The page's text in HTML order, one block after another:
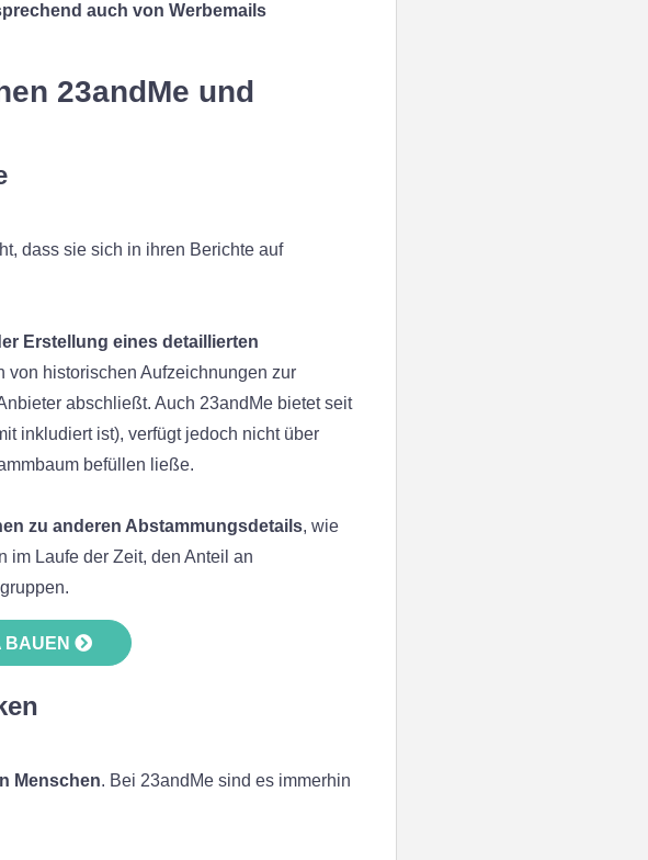
auch von Werbemails
23andMe und
dass sie sich in ihren Berichte auf
Erstellung eines detaillierten
historischen Aufzeichnungen zur
abschließt. Auch 23andMe bietet seit
inkludiert ist), verfügt jedoch nicht über
befüllen ließe.
zu anderen Abstammungsdetails, wie
im Laufe der Zeit, den Anteil an
BAUEN
Menschen. Bei 23andMe sind es immerhin